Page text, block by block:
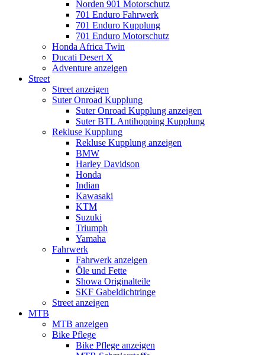
Norden 901 Motorschutz
701 Enduro Fahrwerk
701 Enduro Kupplung
701 Enduro Motorschutz
Honda Africa Twin
Ducati Desert X
Adventure anzeigen
Street
Street anzeigen
Suter Onroad Kupplung
Suter Onroad Kupplung anzeigen
Suter BTL Antihopping Kupplung
Rekluse Kupplung
Rekluse Kupplung anzeigen
BMW
Harley Davidson
Honda
Indian
Kawasaki
KTM
Suzuki
Triumph
Yamaha
Fahrwerk
Fahrwerk anzeigen
Öle und Fette
Showa Originalteile
SKF Gabeldichtringe
Street anzeigen
MTB
MTB anzeigen
Bike Pflege
Bike Pflege anzeigen